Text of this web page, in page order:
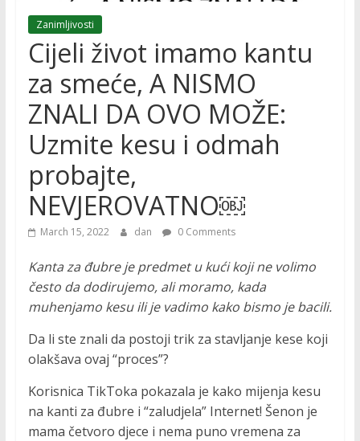
Zanimljivosti
Cijeli život imamo kantu
za smeće, A NISMO
ZNALI DA OVO MOŽE:
Uzmite kesu i odmah
probajte,
NEVJEROVATNO￼
March 15, 2022 dan 0 Comments
Kanta za đubre je predmet u kući koji ne volimo
često da dodirujemo, ali moramo, kada
muhenjamo kesu ili je vadimo kako bismo je bacili.
Da li ste znali da postoji trik za stavljanje kese koji
olakšava ovaj “proces”?
Korisnica TikToka pokazala je kako mijenja kesu
na kanti za đubre i “zaludjela” Internet! Šenon je
mama četvoro djece i nema puno vremena za